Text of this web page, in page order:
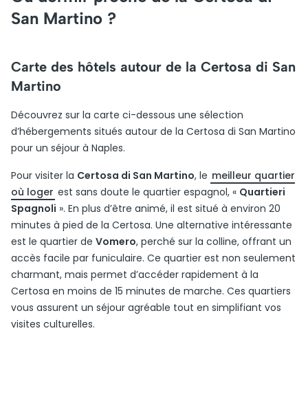
San Martino ?
Carte des hôtels autour de la Certosa di San
Martino
Découvrez sur la carte ci-dessous une sélection
d’hébergements situés autour de la Certosa di San Martino
pour un séjour à Naples.
Pour visiter la Certosa di San Martino, le meilleur quartier
où loger est sans doute le quartier espagnol, « Quartieri
Spagnoli ». En plus d’être animé, il est situé à environ 20
minutes à pied de la Certosa. Une alternative intéressante
est le quartier de Vomero, perché sur la colline, offrant un
accès facile par funiculaire. Ce quartier est non seulement
charmant, mais permet d’accéder rapidement à la
Certosa en moins de 15 minutes de marche. Ces quartiers
vous assurent un séjour agréable tout en simplifiant vos
visites culturelles.